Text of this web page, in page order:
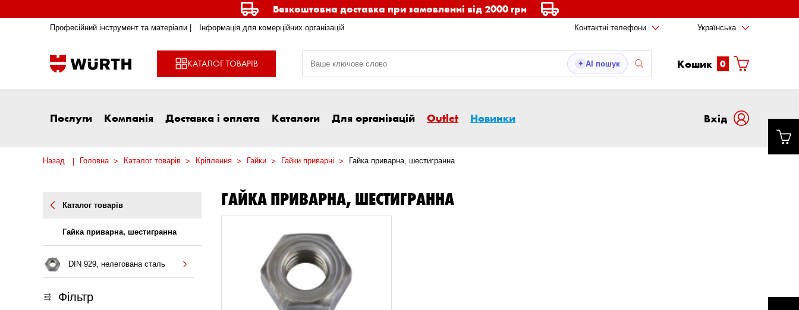
Безкоштовна доставка при замовленні від 2000 грн
Професійний інструмент та матеріали | Інформація для комерційних організацій Контактні телефони Українська
КАТАЛОГ ТОВАРІВ ✦ AI пошук Кошик 0
Послуги Компанія Доставка і оплата Каталоги Для організацій Outlet Новинки Вxід
Назад Головна Каталог товарів Кріплення Гайки Гайки приварні Гайка приварна, шестигранна
Каталог товарів
Гайка приварна, шестигранна
DIN 929, нелегована сталь
Фільтр
ГАЙКА ПРИВАРНА, ШЕСТИГРАННА